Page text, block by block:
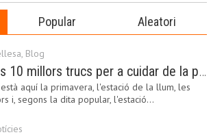
Popular Aleatori
, Blog
Els 10 millors trucs per a cuidar de la pell a la primavera
està aquí la primavera, l'estació de la llum, les
i, segons la dita popular, l'estació…